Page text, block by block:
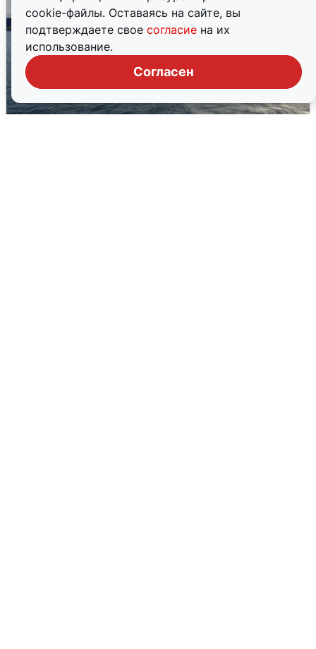
cookie-файлы. Оставаясь на сайте, вы
подтверждаете свое согласие на их
использование.
Согласен